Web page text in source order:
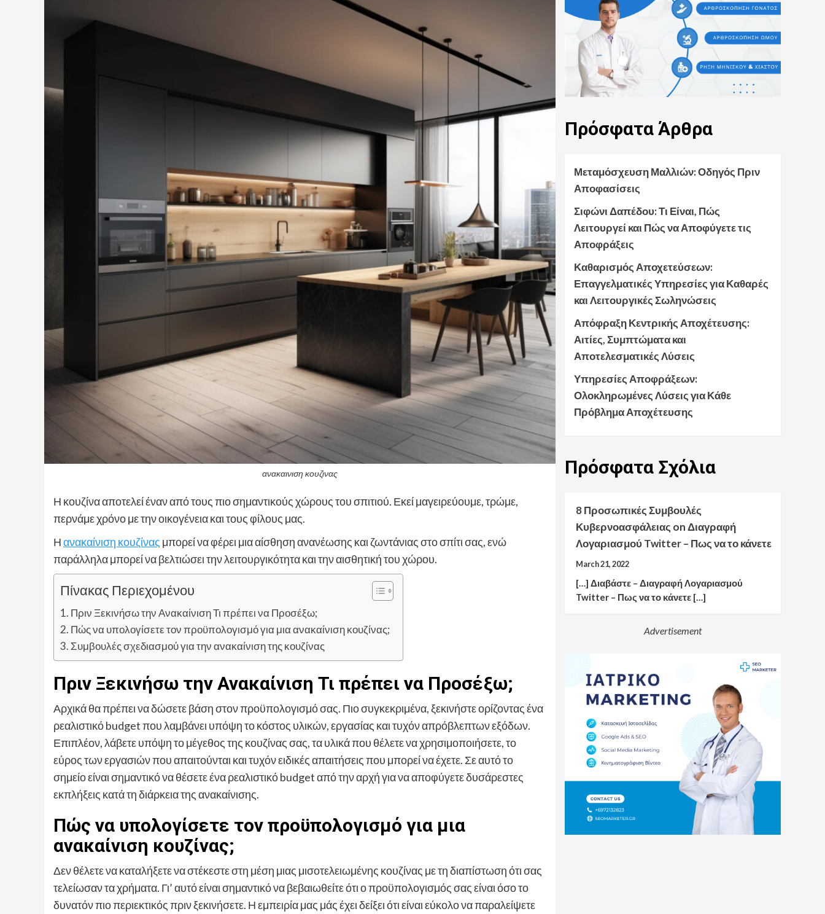
ανακαινιση κουζινας
Η κουζίνα αποτελεί έναν από τους πιο σημαντικούς χώρους του σπιτιού. Εκεί μαγειρεύουμε, τρώμε,
περνάμε χρόνο με την οικογένεια και τους φίλους μας.
Ηανακαίνιση κουζίνας μπορεί να φέρει μια αίσθηση ανανέωσης και ζωντάνιας στο σπίτι σας, ενώ
παράλληλα μπορεί να βελτιώσει την λειτουργικότητα και την αισθητική του χώρου.
Πίνακας Περιεχομένου
Πριν Ξεκινήσω την Ανακαίνιση Τι πρέπει να Προσέξω;
Πώς να υπολογίσετε τον προϋπολογισμό για μια ανακαίνιση κουζίνας;
Συμβουλές σχεδιασμού για την ανακαίνιση της κουζίνας
Πριν Ξεκινήσω την Ανακαίνιση Τι πρέπει να Προσέξω;
Αρχικά θα πρέπει να δώσετε βάση στον προϋπολογισμό σας. Πιο συγκεκριμένα, ξεκινήστε ορίζοντας ένα
ρεαλιστικό budget που λαμβάνει υπόψη το κόστος υλικών, εργασίας και τυχόν απρόβλεπτων εξόδων.
Επιπλέον, λάβετε υπόψη το μέγεθος της κουζίνας σας, τα υλικά που θέλετε να χρησιμοποιήσετε, το
εύρος των εργασιών που απαιτούνται και τυχόν ειδικές απαιτήσεις που μπορεί να έχετε. Σε αυτό το
σημείο είναι σημαντικό να θέσετε ένα ρεαλιστικό budget από την αρχή για να αποφύγετε δυσάρεστες
εκπλήξεις κατά τη διάρκεια της ανακαίνισης.
Πώς να υπολογίσετε τον προϋπολογισμό για μια
ανακαίνιση κουζίνας;
Δεν θέλετε να καταλήξετε να στέκεστε στη μέση μιας μισοτελειωμένης κουζίνας με τη διαπίστωση ότι σας
τελείωσαν τα χρήματα. Γι’ αυτό είναι σημαντικό να βεβαιωθείτε ότι ο προϋπολογισμός σας είναι όσο το
δυνατόν πιο περιεκτικός πριν ξεκινήσετε. Η εμπειρία μας μάς έχει δείξει ότι είναι εύκολο να παραλείψετε
ΠρόσφαταΆρθρα
Μεταμόσχευση Μαλλιών: Οδηγός Πριν
Αποφασίσεις
Σιφώνι Δαπέδου: Τι Είναι, Πώς
Λειτουργεί και Πώς να Αποφύγετε τις
Αποφράξεις
Καθαρισμός Αποχετεύσεων:
Επαγγελματικές Υπηρεσίες για Καθαρές
και Λειτουργικές Σωληνώσεις
Απόφραξη Κεντρικής Αποχέτευσης:
Αιτίες, Συμπτώματα και
Αποτελεσματικές Λύσεις
Υπηρεσίες Αποφράξεων:
Ολοκληρωμένες Λύσεις για Κάθε
Πρόβλημα Αποχέτευσης
ΠρόσφαταΣχόλια
8 Προσωπικές Συμβουλές
Κυβερνοασφάλειας onΔιαγραφή
Λογαριασμού Twitter – Πως να το κάνετε
March 21, 2022
[…] Διαβάστε – Διαγραφή Λογαριασμού
Twitter – Πως να το κάνετε […]
Advertisement